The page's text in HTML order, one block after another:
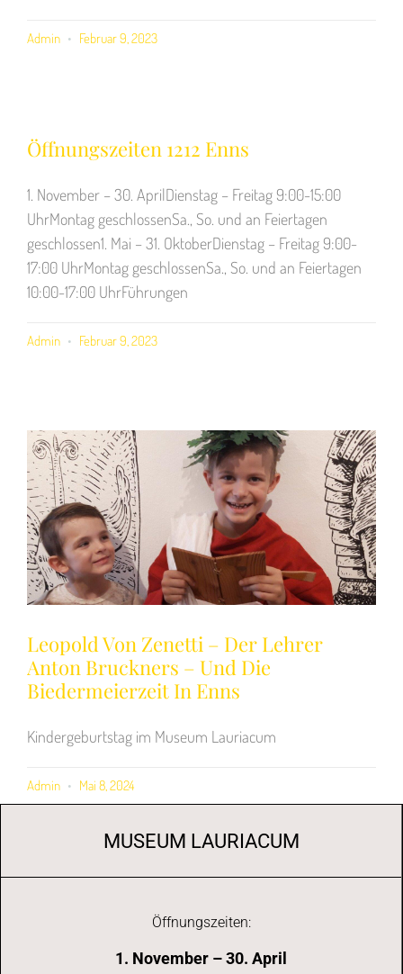
Admin Februar 9, 2023
Öffnungszeiten 1212 Enns
1. November – 30. AprilDienstag – Freitag 9:00-15:00
UhrMontag geschlossenSa., So. und an Feiertagen
geschlossen1. Mai – 31. OktoberDienstag – Freitag 9:00-
17:00 UhrMontag geschlossenSa., So. und an Feiertagen
10:00-17:00 UhrFührungen
Admin Februar 9, 2023
Leopold Von Zenetti – Der Lehrer
Anton Bruckners – Und Die
Biedermeierzeit In Enns
Kindergeburtstag im Museum Lauriacum
Admin Mai 8, 2024
MUSEUM LAURIACUM
Öffnungszeiten:
1. November – 30. April